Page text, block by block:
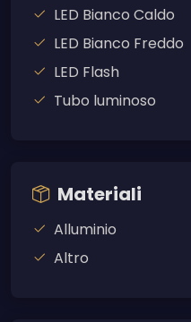
LED Bianco Caldo
LED Bianco Freddo
LED Flash
Tubo luminoso
Materiali
Alluminio
Altro